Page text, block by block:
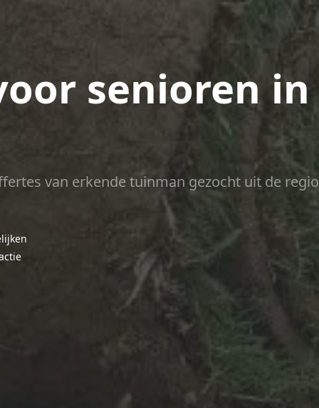
senioren in
van erkende tuinman gezocht uit de regio